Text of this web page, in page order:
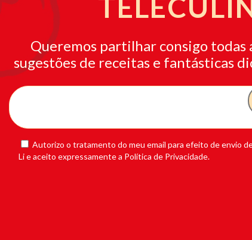
Queremos partilhar consigo todas
sugestões de receitas e fantásticas
Autorizo o tratamento do meu email para efeito de envio
Li e aceito expressamente a Política de Privacidade.